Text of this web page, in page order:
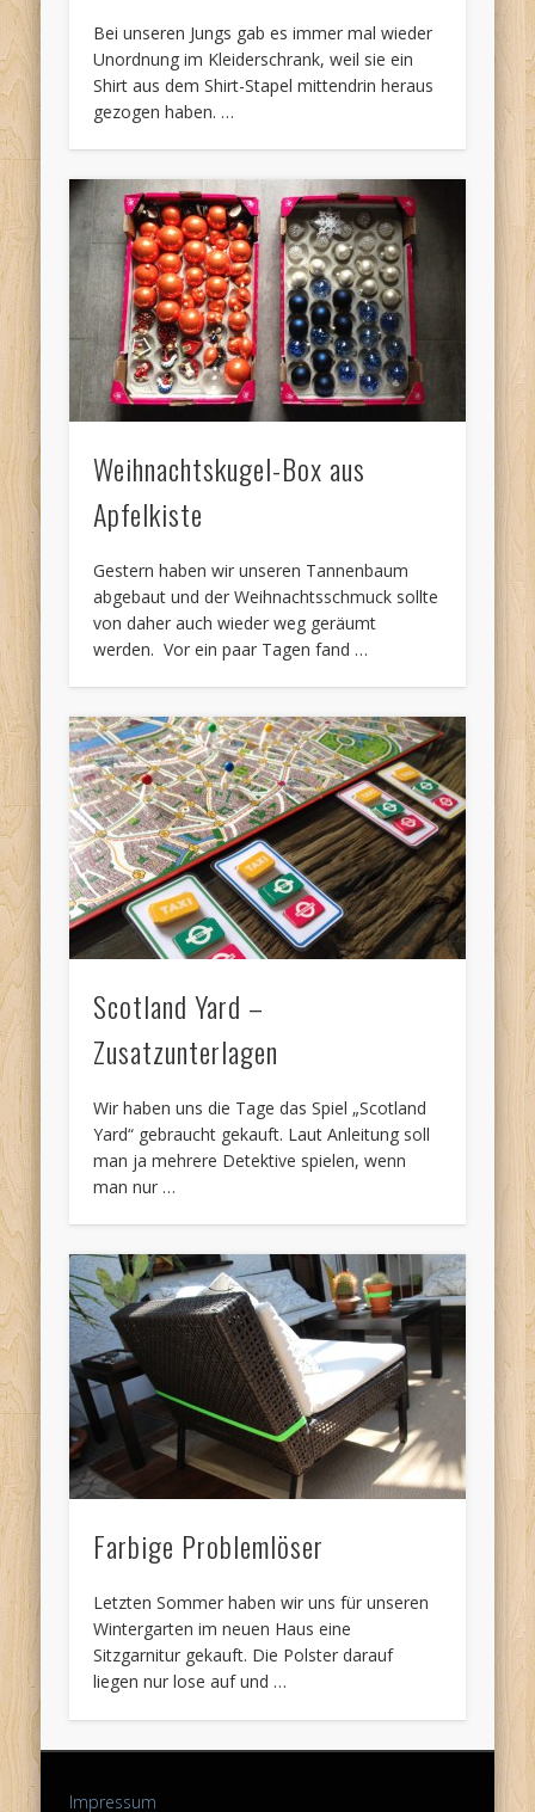
Bei unseren Jungs gab es immer mal wieder
Unordnung im Kleiderschrank, weil sie ein
Shirt aus dem Shirt-Stapel mittendrin heraus
gezogen haben. …
Weihnachtskugel-Box aus
Apfelkiste
Gestern haben wir unseren Tannenbaum
abgebaut und der Weihnachtsschmuck sollte
von daher auch wieder weg geräumt
werden. Vor ein paar Tagen fand …
Scotland Yard –
Zusatzunterlagen
Wir haben uns die Tage das Spiel „Scotland
Yard“ gebraucht gekauft. Laut Anleitung soll
man ja mehrere Detektive spielen, wenn
man nur …
Farbige Problemlöser
Letzten Sommer haben wir uns für unseren
Wintergarten im neuen Haus eine
Sitzgarnitur gekauft. Die Polster darauf
liegen nur lose auf und …
Impressum